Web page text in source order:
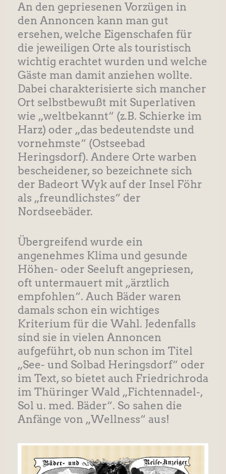
An den gepriesenen Vorzügen in
den Annoncen kann man gut
ersehen, welche Eigenschafen für
die jeweiligen Orte als touristisch
wichtig erachtet wurden und welche
Gäste man damit anziehen wollte.
Dabei charakterisierte sich mancher
Ort selbstbewußt mit Superlativen
wie „weltbekannt“ (z.B. Schierke im
Harz) oder „das bedeutendste und
vornehmste“ (Ostseebad
Heringsdorf). Andere Orte warben
bescheidener, so bezeichnete sich
der Badeort Wyk auf der Insel Föhr
als „freundlichstes“ der
Nordseebäder.
Übergreifend wurde ein
angenehmes Klima und gesunde
Höhen- oder Seeluft angepriesen,
oft untermauert mit „ärztlich
empfohlen“. Auch Bäder waren
damals schon ein wichtiges
Kriterium für die Wahl. Jedenfalls
sind sie in vielen Annoncen
aufgeführt, ob nun schon im Titel
„See- und Solbad Heringsdorf“ oder
im Text, so bietet auch Friedrichroda
im Thüringer Wald „Fichtennadel-,
Sol u. med. Bäder“. So sahen die
Anfänge von „Wellness“ aus!